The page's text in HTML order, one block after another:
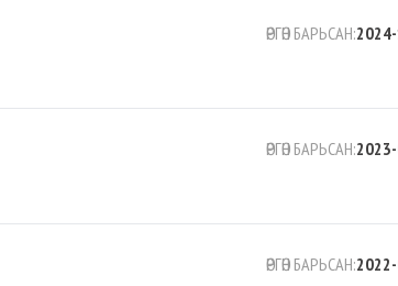
ӨРГӨН БАРЬСАН:
ӨРГӨН БАРЬСАН:
ӨРГӨН БАРЬСАН: